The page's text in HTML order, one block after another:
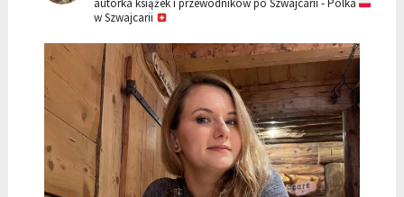
autorka książek i przewodników po Szwajcarii - Polka
w Szwajcarii